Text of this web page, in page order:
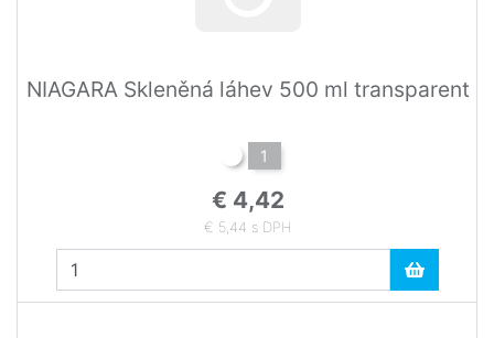
NIAGARA Skleněná láhev 500 ml transparent
1
€ 4,42
€ 5,44 s DPH